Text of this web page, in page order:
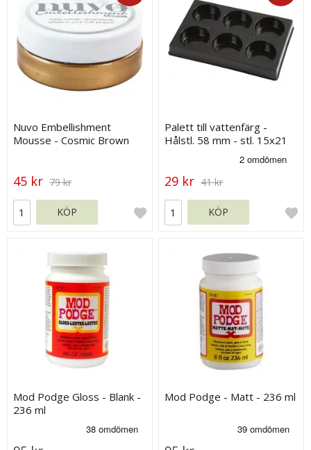
Nuvo Embellishment
Mousse - Cosmic Brown
45 kr 79 kr
KÖP
Palett till vattenfärg -
Hålstl. 58 mm - stl. 15x21
29 kr 41 kr
KÖP
Mod Podge Gloss - Blank -
236 ml
Mod Podge - Matt - 236 ml